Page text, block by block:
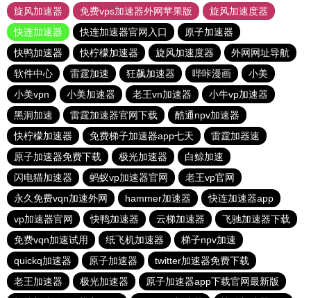
旋风加速器
免费vps加速器外网苹果版
旋风加速度器
快连加速器
快连加速器官网入口
原子加速器
快鸭加速器
快柠檬加速器 旋风加速度器
外网网址导航
软件中心
雷霆加速 狂飙加速器 哔咔漫画
小美
小美vpn
小美加速器 老王vn加速器
小牛vp加速器
黑洞加速
雷霆加速器官网下载
酷通npv加速器
快柠檬加速器
免费梯子加速器app七天
雷霆加器速
原子加速器免费下载
极光加速器
白鲸加速
闪电猫加速器
蚂蚁vp加速器官网
老王vp官网
永久免费vqn加速外网
hammer加速器
快连加速器app
vp加速器官网
快鸭加速器 云梯加速器
飞驰加速器下载
免费vqn加速试用
纸飞机加速器
梯子npv加速
quickq加速器
原子加速器
twitter加速器免费下载
老王加速器
极光加速器
原子加速器app下载官网最新版